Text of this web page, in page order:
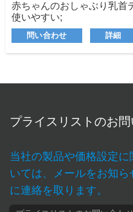
赤ちゃんのおしゃぶり乳首
使いやすい;
水銀はありません。
安全で正確。
LCDディスプレイ;
問い合わせ 詳細
プライスリストのお
当社の製品や価格設定
いては、メールをお知
に連絡を取ります。